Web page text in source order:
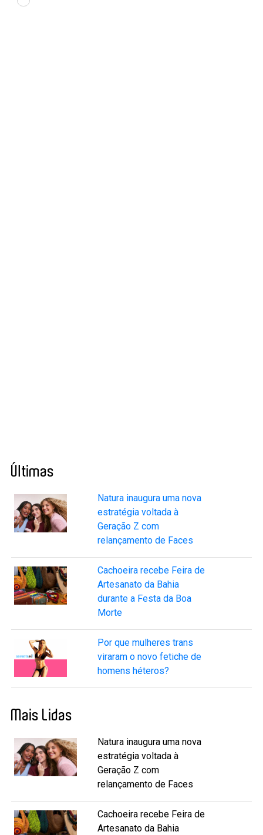
Últimas
Natura inaugura uma nova
estratégia voltada à
Geração Z com
relançamento de Faces
Cachoeira recebe Feira de
Artesanato da Bahia
durante a Festa da Boa
Morte
Por que mulheres trans
viraram o novo fetiche de
homens héteros?
Mais Lidas
Natura inaugura uma nova
estratégia voltada à
Geração Z com
relançamento de Faces
Cachoeira recebe Feira de
Artesanato da Bahia